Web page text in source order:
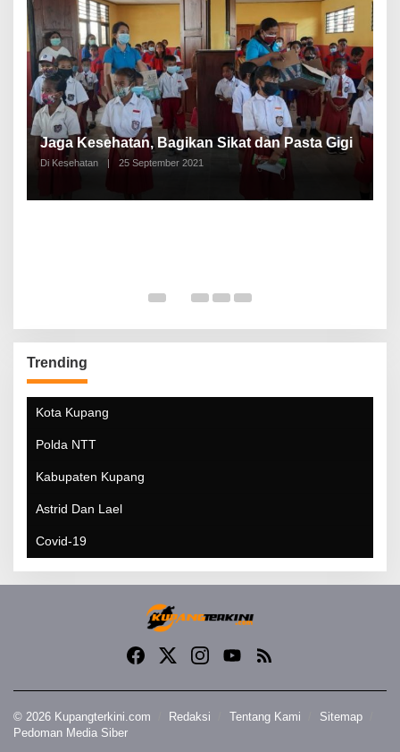
Jaga Kesehatan, Bagikan Sikat dan Pasta Gigi
Di Kesehatan | 25 September 2021
Trending
Kota Kupang
Polda NTT
Kabupaten Kupang
Astrid Dan Lael
Covid-19
© 2026 Kupangterkini.com Redaksi Tentang Kami
Sitemap
Pedoman Media Siber